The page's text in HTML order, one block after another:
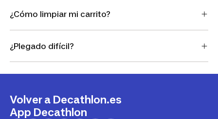
¿Cómo limpiar mi carrito?
¿Plegado difícil?
Volver a Decathlon.es
App Decathlon